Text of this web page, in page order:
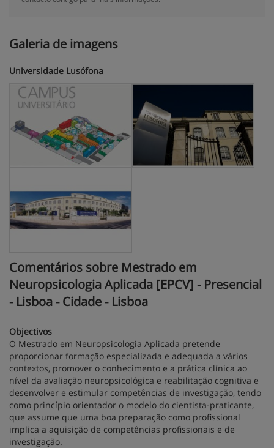
Galeria de imagens
Universidade Lusófona
Comentários sobre Mestrado em
Neuropsicologia Aplicada [EPCV] - Presencial
- Lisboa - Cidade - Lisboa
Objectivos
O Mestrado em Neuropsicologia Aplicada pretende
proporcionar formação especializada e adequada a vários
contextos, promover o conhecimento e a prática clínica ao
nível da avaliação neuropsicológica e reabilitação cognitiva e
desenvolver e estimular competências de investigação, tendo
como princípio orientador o modelo do cientista-praticante,
que assume que uma boa preparação como profissional
implica a aquisição de competências profissionais e de
investigação.